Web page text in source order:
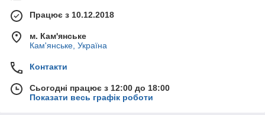
Працює з 10.12.2018
м. Кам'янське
Кам'янське, Україна
Контакти
Сьогодні працює з 12:00 до 18:00
Показати весь графік роботи